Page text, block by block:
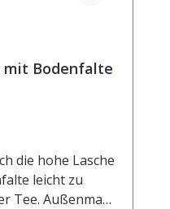
Bodenfalte
die hohe Lasche
leicht zu
Tee. Außenmaß